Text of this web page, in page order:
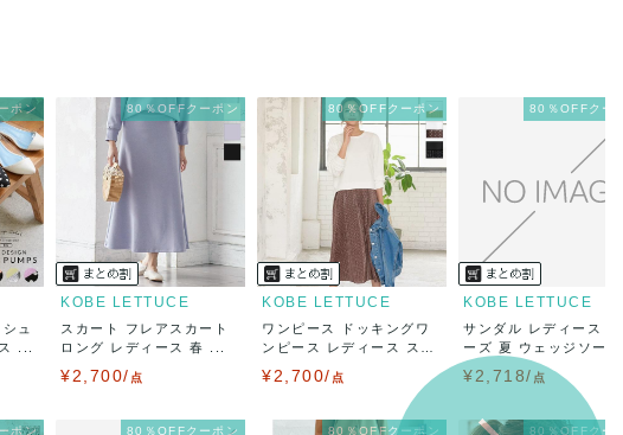
ポン
ュ
...
80％OFFクーポン
KOBE LETTUCE
スカート フレアスカート
ロング レディース 春 ...
¥2,700/ 点
80％OFFクーポン
KOBE LETTUCE
ワンピース ドッキングワ
ンピース レディース ス
¥2,700/ 点
80％OFFクー
KOBE LETTUCE
サンダル レディース
ーズ 夏 ウェッジソー
¥2,718/ 点
ポン 80％OFFクーポン 80％OFFクーポン 80％OFFクー